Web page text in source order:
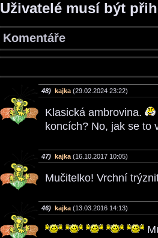
Uživatelé musí být
Komentáře
48) kajka (29.02.2024 23:22)
Klasická ambrovina.
koncích? No, jak se to
47) kajka (16.10.2017 10:05)
Mučitelko! Vrchní
46) kajka (13.03.2016 14:13)